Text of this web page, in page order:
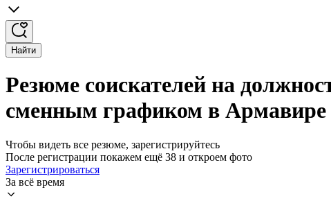
Найти
Резюме соискателей на
сменным графиком в Армавире
Чтобы видеть все резюме, зарегистрируйтесь
После регистрации покажем ещё 38 и откроем фото
Зарегистрироваться
За всё время